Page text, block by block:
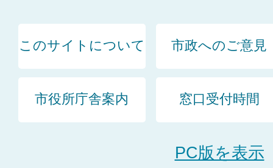
このサイトについて 市政へのご意見
市役所庁舎案内 窓口受付時間
PC版を表示